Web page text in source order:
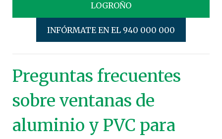
LOGROÑO
INFÓRMATE EN EL 940 000 000
Preguntas frecuentes
sobre ventanas de
aluminio y PVC para